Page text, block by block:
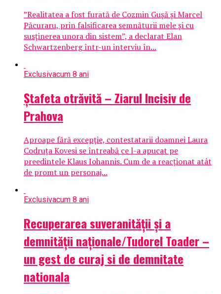
”Realitatea a fost furată de Cozmin Gușă și Marcel
Păcuraru, prin falsificarea semnăturii mele și cu
susținerea unora din sistem”, a declarat Elan
Schwartzenberg într-un interviu în...
Exclusivacum 8 ani
Ștafeta otrăvită – Ziarul Incisiv de
Prahova
Aproape fără excepție, contestatarii doamnei Laura
Codruța Kovesi se întreabă ce l-a apucat pe
preedintele Klaus Iohannis. Cum de a reacționat atât
de promt un personaj...
Exclusivacum 8 ani
Recuperarea suveranității și a
demnității naționale/Tudorel Toader –
un gest de curaj si de demnitate
nationala